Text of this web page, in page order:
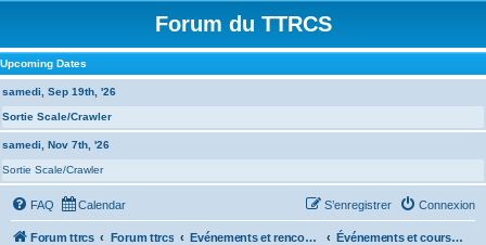
Forum du TTRCS
Upcoming Dates
samedi, Sep 19th, '26
Sortie Scale/Crawler
samedi, Nov 7th, '26
Sortie Scale/Crawler
FAQ Calendar Connexion
S’enregistrer
Forum ttrcs Forum ttrcs Evénements et rencontres Événements et courses EXTERNES